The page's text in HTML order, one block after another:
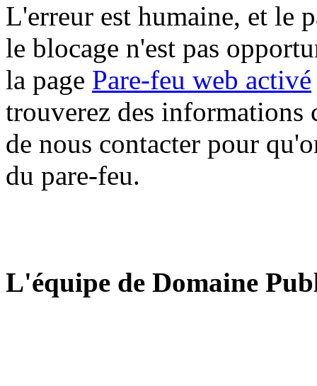
L'erreur est humaine, et le
le blocage n'est pas
la page Pare-feu web activé
trouverez des informations
de nous contacter pour
du pare-feu.
L'équipe de Domaine